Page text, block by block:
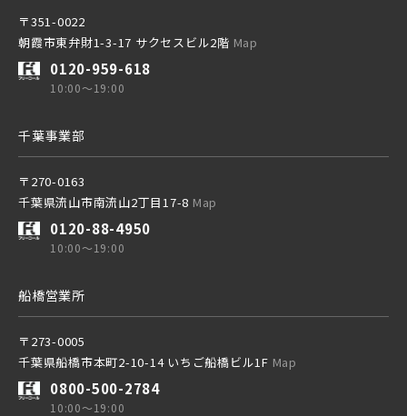
〒351-0022
朝霞市東弁財1-3-17 サクセスビル2階 Map
0120-959-618
10:00～19:00
千葉事業部
〒270-0163
千葉県流山市南流山2丁目17-8 Map
0120-88-4950
10:00～19:00
船橋営業所
〒273-0005
千葉県船橋市本町2-10-14 いちご船橋ビル1F Map
0800-500-2784
10:00～19:00